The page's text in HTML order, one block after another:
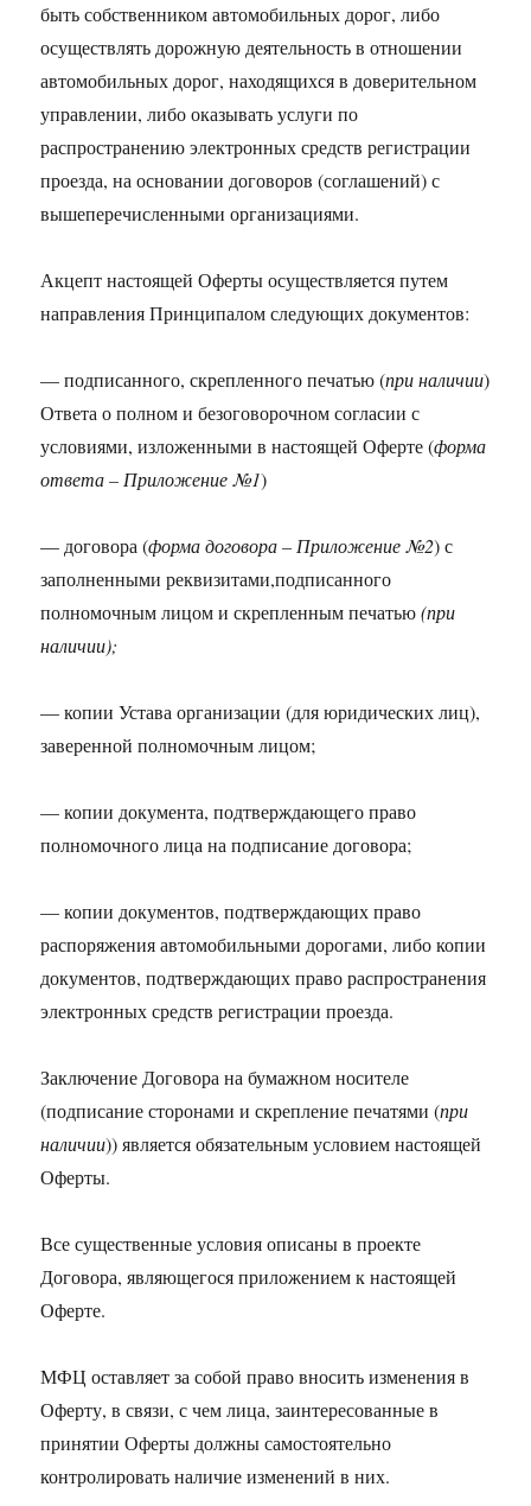
быть собственником автомобильных дорог, либо
осуществлять дорожную деятельность в отношении
автомобильных дорог, находящихся в доверительном
управлении, либо оказывать услуги по
распространению электронных средств регистрации
проезда, на основании договоров (соглашений) с
вышеперечисленными организациями.
Акцепт настоящей Оферты осуществляется путем
направления Принципалом следующих документов:
— подписанного, скрепленного печатью (при наличии)
Ответа о полном и безоговорочном согласии с
условиями, изложенными в настоящей Оферте (форма
ответа – Приложение №1)
— договора (форма договора – Приложение №2) с
заполненными реквизитами,подписанного
полномочным лицом и скрепленным печатью(при
наличии);
— копии Устава организации (для юридических лиц),
заверенной полномочным лицом;
— копии документа, подтверждающего право
полномочного лица на подписание договора;
— копии документов, подтверждающих право
распоряжения автомобильными дорогами, либо копии
документов, подтверждающих право распространения
электронных средств регистрации проезда.
Заключение Договора на бумажном носителе
(подписание сторонами и скрепление печатями (при
наличии)) является обязательным условием настоящей
Оферты.
Все существенные условия описаны в проекте
Договора, являющегося приложением к настоящей
Оферте.
МФЦ оставляет за собой право вносить изменения в
Оферту, в связи, с чем лица, заинтересованные в
принятии Оферты должны самостоятельно
контролировать наличие изменений в них.